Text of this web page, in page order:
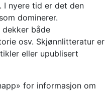
I nyere tid er det den
dominerer.
både
osv. Skjønnlitteratur er
eller upublisert
for informasjon om